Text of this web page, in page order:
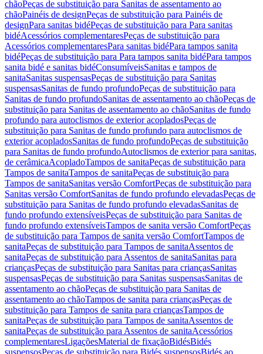
chãoPeças de substituição para Sanitas de assentamento ao
chãoPainéis de designPeças de substituição para Painéis de
designPara sanitas bidéPeças de substituição para Para sanitas
bidéAcessórios complementaresPeças de substituição para
Acessórios complementaresPara sanitas bidéPara tampos sanita
bidéPeças de substituição para Para tampos sanita bidéPara tampos
sanita bidé e sanitas bidéConsumíveisSanitas e tampos de
sanitaSanitas suspensasPeças de substituição para Sanitas
suspensasSanitas de fundo profundoPeças de substituição para
Sanitas de fundo profundoSanitas de assentamento ao chãoPeças de
substituição para Sanitas de assentamento ao chãoSanitas de fundo
profundo para autoclismos de exterior acopladosPeças de
substituição para Sanitas de fundo profundo para autoclismos de
exterior acopladosSanitas de fundo profundoPeças de substituição
para Sanitas de fundo profundoAutoclismos de exterior para sanitas,
de cerâmicaAcopladoTampos de sanitaPeças de substituição para
Tampos de sanitaTampos de sanitaPeças de substituição para
Tampos de sanitaSanitas versão ComfortPeças de substituição para
Sanitas versão ComfortSanitas de fundo profundo elevadasPeças de
substituição para Sanitas de fundo profundo elevadasSanitas de
fundo profundo extensíveisPeças de substituição para Sanitas de
fundo profundo extensíveisTampos de sanita versão ComfortPeças
de substituição para Tampos de sanita versão ComfortTampos de
sanitaPeças de substituição para Tampos de sanitaAssentos de
sanitaPeças de substituição para Assentos de sanitaSanitas para
criançasPeças de substituição para Sanitas para criançasSanitas
suspensasPeças de substituição para Sanitas suspensasSanitas de
assentamento ao chãoPeças de substituição para Sanitas de
assentamento ao chãoTampos de sanita para criançasPeças de
substituição para Tampos de sanita para criançasTampos de
sanitaPeças de substituição para Tampos de sanitaAssentos de
sanitaPeças de substituição para Assentos de sanitaAcessórios
complementaresLigaçõesMaterial de fixaçãoBidésBidés
suspensosPeças de substituição para Bidés suspensosBidés ao